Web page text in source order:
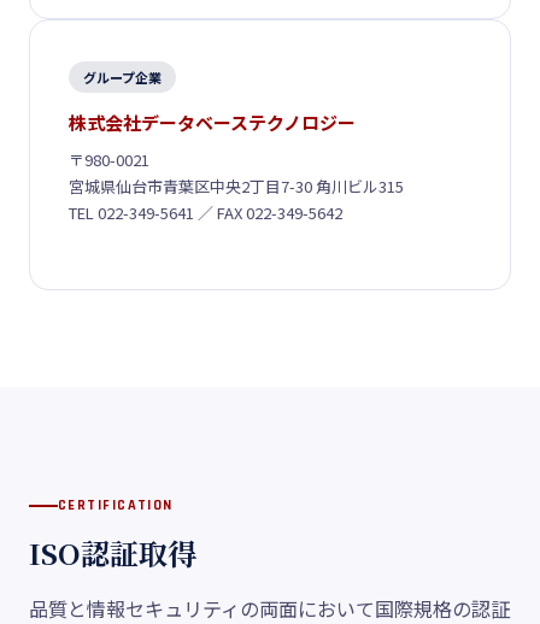
グループ企業
株式会社データベーステクノロジー
〒980-0021
宮城県仙台市青葉区中央2丁目7-30 角川ビル315
TEL 022-349-5641 ／ FAX 022-349-5642
CERTIFICATION
ISO認証取得
品質と情報セキュリティの両面において国際規格の認証